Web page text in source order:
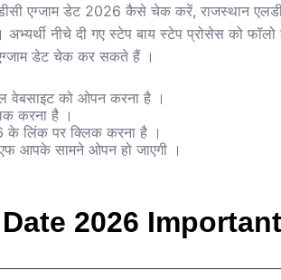
एग्जाम डेट 2026 कैसे चेक करें, राजस्थान
अभ्यर्थी नीचे दी गए स्टेप बाय स्टेप प्रोसेस को
डेट चेक कर सकते हैं ।
वेबसाइट को ओपन करना है ।
करना है ।
लिंक पर क्लिक करना है ।
आपके सामने ओपन हो जाएगी ।
2026